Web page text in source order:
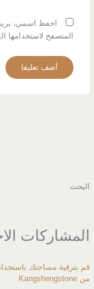
البحث
المشاركات
قم بترقية مساحتك
من Kangshengstone
احفظ اسمي،
المتصفح لاستخدامها